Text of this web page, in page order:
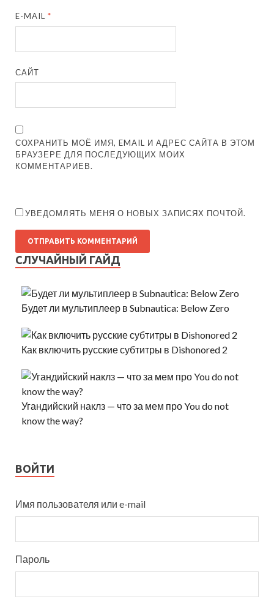
E-MAIL*
САЙТ
СОХРАНИТЬ МОЁ ИМЯ, EMAIL И АДРЕС САЙТА В ЭТОМ
БРАУЗЕРЕ ДЛЯ ПОСЛЕДУЮЩИХ МОИХ
КОММЕНТАРИЕВ.
УВЕДОМЛЯТЬ МЕНЯ О НОВЫХ ЗАПИСЯХ ПОЧТОЙ.
СЛУЧАЙНЫЙ ГАЙД
Будет ли мультиплеер в Subnautica: Below Zero
Как включить русские субтитры в Dishonored 2
Угандийский наклз — что за мем про You do not
know the way?
ВОЙТИ
Имя пользователя или e-mail
Пароль